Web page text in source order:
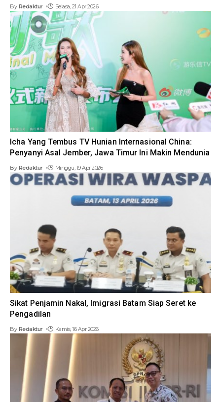
By Redaktur Selasa, 21 Apr 2026
Icha Yang Tembus TV Hunian Internasional China:
Penyanyi Asal Jember, Jawa Timur Ini Makin Mendunia
By Redaktur Minggu, 19 Apr 2026
Sikat Penjamin Nakal, Imigrasi Batam Siap Seret ke
Pengadilan
By Redaktur Kamis, 16 Apr 2026